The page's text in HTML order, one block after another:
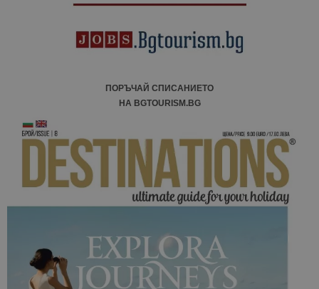
ПОРЪЧАЙ СПИСАНИЕТО
НА BGTOURISM.BG